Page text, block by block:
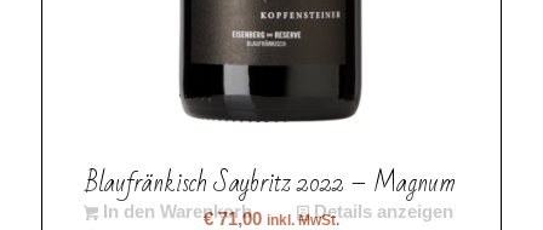
Blaufränkisch Saybritz 2022 – Magnum
€71,00 inkl. MwSt.
In den Warenkorb Details anzeigen